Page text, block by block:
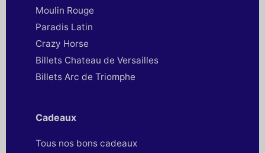
Moulin Rouge
Paradis Latin
Crazy Horse
Billets Chateau de Versailles
Billets Arc de Triomphe
Cadeaux
Tous nos bons cadeaux